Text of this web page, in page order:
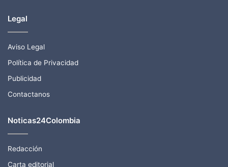
Legal
Aviso Legal
Política de Privacidad
Publicidad
Contactanos
Noticas24Colombia
Redacción
Carta editorial